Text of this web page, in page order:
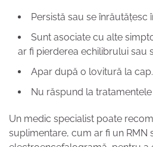
Persistă sau se înrăutățesc
Sunt asociate cu alte
ar fi pierderea echilibrului sau
Apar după o lovitură la cap.
Nu răspund la
Un medic specialist poate
suplimentare, cum ar fi un RMN